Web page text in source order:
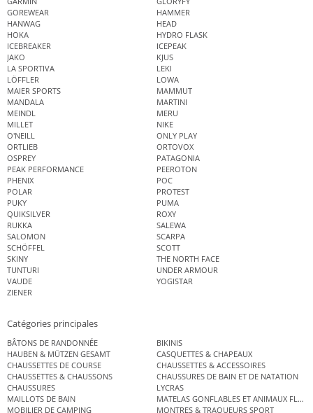
GOREWEAR
HAMMER
HANWAG
HEAD
HOKA
HYDRO FLASK
ICEBREAKER
ICEPEAK
JAKO
KJUS
LA SPORTIVA
LEKI
LÖFFLER
LOWA
MAIER SPORTS
MAMMUT
MANDALA
MARTINI
MEINDL
MERU
MILLET
NIKE
O'NEILL
ONLY PLAY
ORTLIEB
ORTOVOX
OSPREY
PATAGONIA
PEAK PERFORMANCE
PEEROTON
PHENIX
POC
POLAR
PROTEST
PUKY
PUMA
QUIKSILVER
ROXY
RUKKA
SALEWA
SALOMON
SCARPA
SCHÖFFEL
SCOTT
SKINY
THE NORTH FACE
TUNTURI
UNDER ARMOUR
VAUDE
YOGISTAR
ZIENER
Catégories principales
BÂTONS DE RANDONNÉE
BIKINIS
HAUBEN & MÜTZEN GESAMT
CASQUETTES & CHAPEAUX
CHAUSSETTES DE COURSE
CHAUSSETTES & ACCESSOIRES
CHAUSSETTES & CHAUSSONS
CHAUSSURES DE BAIN ET DE NATATION
CHAUSSURES
LYCRAS
MAILLOTS DE BAIN
MATELAS GONFLABLES ET ANIMAUX
MOBILIER DE CAMPING
MONTRES & TRAQUEURS SPORT